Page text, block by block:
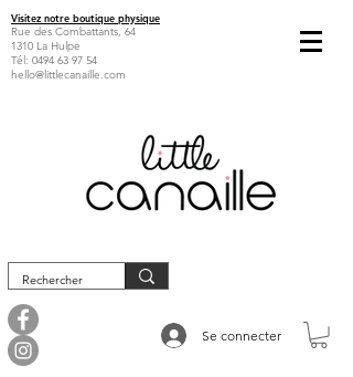
Visitez notre boutique physique
Rue des Combattants, 64
1310 La Hulpe
Tél: 0494 63 97 54
hello@littlecanaille.com
Se connecter